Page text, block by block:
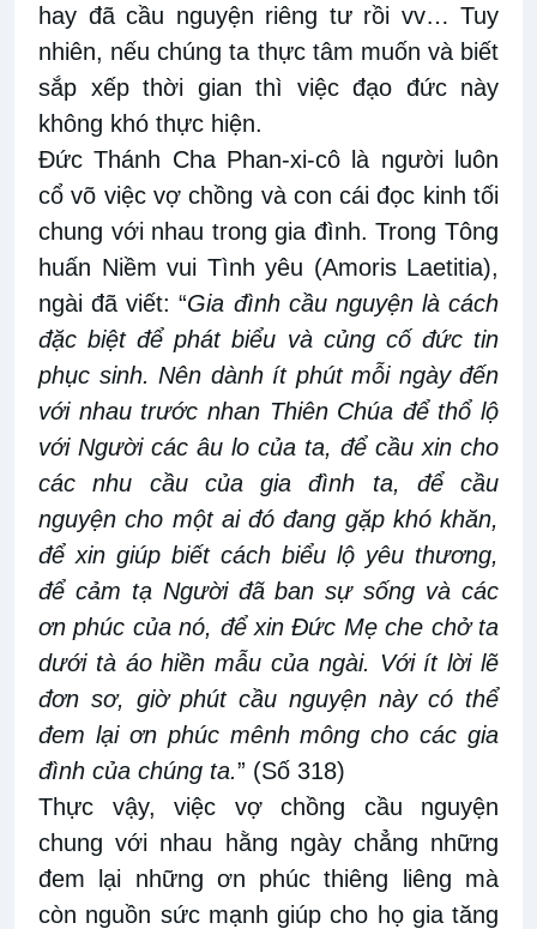
hay đã cầu nguyện riêng tư rồi vv… Tuy
nhiên, nếu chúng ta thực tâm muốn và biết
sắp xếp thời gian thì việc đạo đức này
không khó thực hiện.
Đức Thánh Cha Phan-xi-cô là người luôn
cổ võ việc vợ chồng và con cái đọc kinh tối
chung với nhau trong gia đình. Trong Tông
huấn Niềm vui Tình yêu (Amoris Laetitia),
ngài đã viết: “Gia đình cầu nguyện là cách
đặc biệt để phát biểu và củng cố đức tin
phục sinh. Nên dành ít phút mỗi ngày đến
với nhau trước nhan Thiên Chúa để thổ lộ
với Người các âu lo của ta, để cầu xin cho
các nhu cầu của gia đình ta, để cầu
nguyện cho một ai đó đang gặp khó khăn,
để xin giúp biết cách biểu lộ yêu thương,
để cảm tạ Người đã ban sự sống và các
ơn phúc của nó, để xin Đức Mẹ che chở ta
dưới tà áo hiền mẫu của ngài. Với ít lời lẽ
đơn sơ, giờ phút cầu nguyện này có thể
đem lại ơn phúc mênh mông cho các gia
đình của chúng ta.” (Số 318)
Thực vậy, việc vợ chồng cầu nguyện
chung với nhau hằng ngày chẳng những
đem lại những ơn phúc thiêng liêng mà
còn nguồn sức mạnh giúp cho họ gia tăng